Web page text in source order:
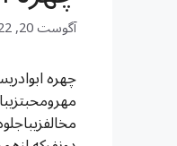
آگوست 20, 2022
چهره